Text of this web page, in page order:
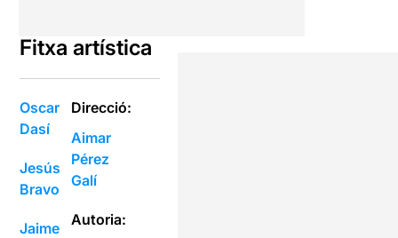
Fitxa artística
Oscar
Dasí
Jesús
Bravo
Jaime
Direcció:
Aimar
Pérez
Galí
Autoria: